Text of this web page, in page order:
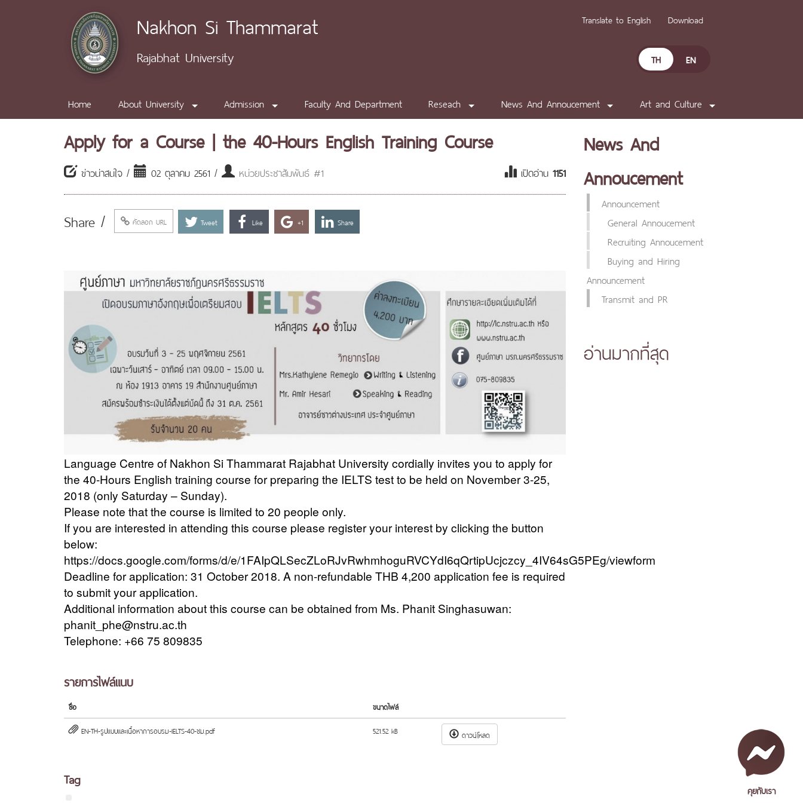
Nakhon Si Thammarat
Rajabhat University
Translate to English Download
TH EN
Home About University Admission Faculty And Department Reseach News And Annoucement Art and Culture
Apply for a Course | the 40-Hours English Training Course
ข่าวน่าสนใจ / 02 ตุลาคม 2561 / หน่วยประชาสัมพันธ์ #1 เปิดอ่าน 1151
Share / คัดลอก URL Tweet Like +1 Share
Language Centre of Nakhon Si Thammarat Rajabhat University cordially invites you to apply for
the 40-Hours English training course for preparing the IELTS test to be held on November 3-25,
2018 (only Saturday – Sunday).
Please note that the course is limited to 20 people only.
If you are interested in attending this course please register your interest by clicking the button
below:
https://docs.google.com/forms/d/e/1FAIpQLSecZLoRJvRwhmhoguRVCYdI6qQrtipUcjczcy_4IV64sG5PEg/viewform
Deadline for application: 31 October 2018. A non-refundable THB 4,200 application fee is required
to submit your application.
Additional information about this course can be obtained from Ms. Phanit Singhasuwan:
phanit_phe@nstru.ac.th
Telephone: +66 75 809835
รายการไฟล์แนบ
ชื่อ
ขนาดไฟล์
EN-TH-รูปแบบและเนื้อหาการอบรม-IELTS-40-ชม.pdf
521.52 kB ดาวน์โหลด
Tag
News And
Annoucement
Announcement
General Annoucement
Recruiting Annoucement
Buying and Hiring
Announcement
Transmit and PR
อ่านมากที่สุด
คุยกับเรา